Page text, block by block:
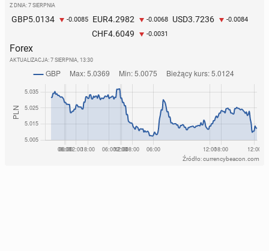
Z DNIA: 7 SIERPNIA
GBP5.0134 -0.0085 EUR4.2982 -0.0068 USD3.7236 -0.0084
CHF4.6049 -0.0031
Forex
AKTUALIZACJA: 7 SIERPNIA, 13:30
Źródło: currencybeacon.com